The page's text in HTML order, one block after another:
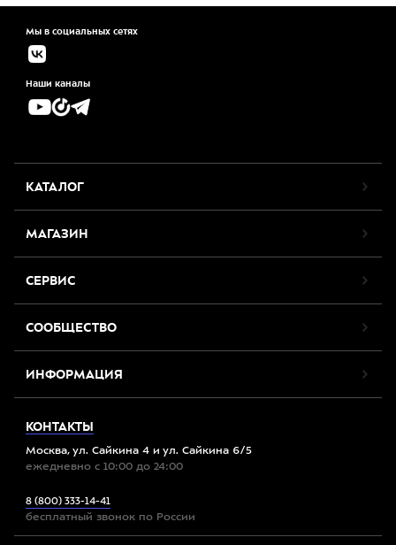
Мы в социальных сетях
Наши каналы
КАТАЛОГ
МАГАЗИН
СЕРВИС
СООБЩЕСТВО
ИНФОРМАЦИЯ
КОНТАКТЫ
Москва, ул. Сайкина 4 и ул. Сайкина 6/5
ежедневно с 10:00 до 24:00
8 (800) 333-14-41
бесплатный звонок по России